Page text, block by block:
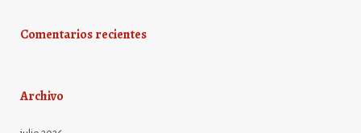
Comentarios recientes
Archivo